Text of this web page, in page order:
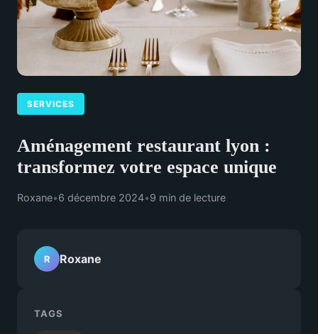
SERVICES
Aménagement restaurant lyon :
transformez votre espace unique
Roxane•6 décembre 2024•9 min de lecture
R Roxane
TAGS